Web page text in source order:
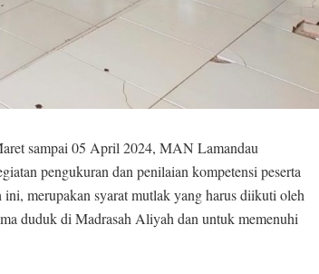
sampai 05 April 2024, MAN Lamandau
pengukuran dan penilaian kompetensi peserta
merupakan syarat mutlak yang harus diikuti oleh
duduk di Madrasah Aliyah dan untuk memenuhi